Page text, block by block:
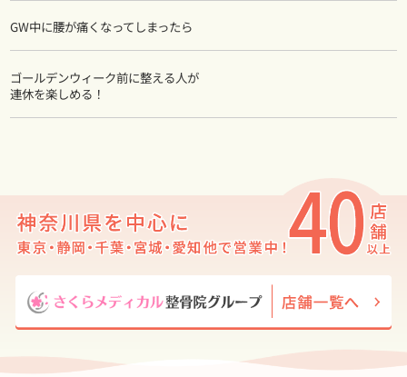
GW中に腰が痛くなってしまったら
ゴールデンウィーク前に整える人が
連休を楽しめる！